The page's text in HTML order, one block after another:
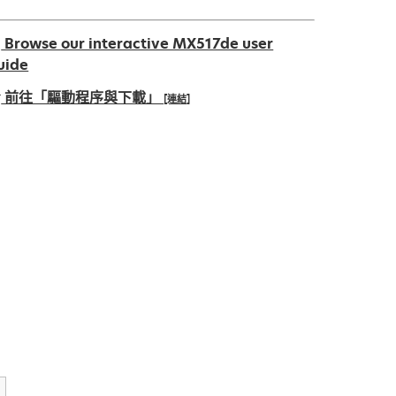
Browse our interactive MX517de user
前往「驅動程序與下載」
[連結]